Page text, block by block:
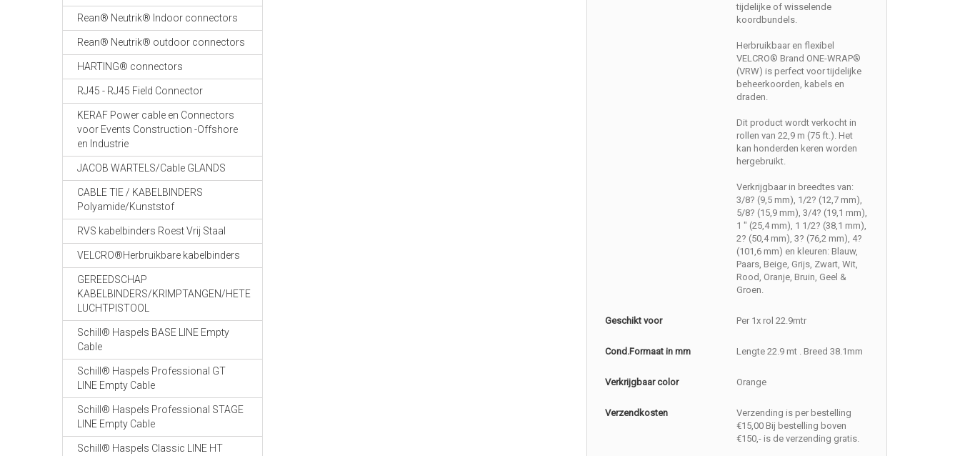
Rean® Neutrik® Indoor connectors
Rean® Neutrik® outdoor connectors
HARTING® connectors
RJ45 - RJ45 Field Connector
KERAF Power cable en Connectors
voor Events Construction -Offshore
en Industrie
JACOB WARTELS/Cable GLANDS
CABLE TIE / KABELBINDERS
Polyamide/Kunststof
RVS kabelbinders Roest Vrij Staal
VELCRO®Herbruikbare kabelbinders
GEREEDSCHAP
KABELBINDERS/KRIMPTANGEN/HETE
LUCHTPISTOOL
Schill® Haspels BASE LINE Empty
Cable
Schill® Haspels Professional GT
LINE Empty Cable
Schill® Haspels Professional STAGE
LINE Empty Cable
Schill® Haspels Classic LINE HT
tijdelijke of wisselende
koordbundels.
Herbruikbaar en flexibel
VELCRO® Brand ONE-WRAP®
(VRW) is perfect voor tijdelijke
beheerkoorden, kabels en
draden.
Dit product wordt verkocht in
rollen van 22,9 m (75 ft.). Het
kan honderden keren worden
hergebruikt.
Verkrijgbaar in breedtes van:
3/8? (9,5 mm), 1/2? (12,7 mm),
5/8? (15,9 mm), 3/4? (19,1 mm),
1 " (25,4 mm), 1 1/2? (38,1 mm),
2? (50,4 mm), 3? (76,2 mm), 4?
(101,6 mm) en kleuren: Blauw,
Paars, Beige, Grijs, Zwart, Wit,
Rood, Oranje, Bruin, Geel &
Groen.
Geschikt voor Per 1x rol 22.9mtr
Cond.Formaat in mm Lengte 22.9 mt . Breed 38.1mm
Verkrijgbaar color Orange
Verzendkosten
Verzending is per bestelling
€15,00 Bij bestelling boven
€150,- is de verzending gratis.